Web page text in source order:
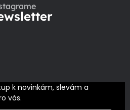
k novinkám, slevám a
vás.